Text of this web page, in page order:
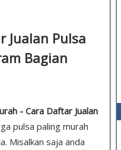
Jualan Pulsa
Bagian
- Cara Daftar Jualan
pulsa paling murah
Misalkan saja anda